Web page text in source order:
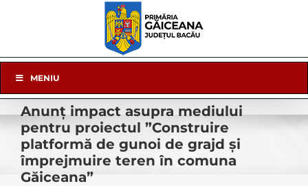
Navigation
MENIU
Anunț impact asupra mediului
pentru proiectul ”Construire
platformă de gunoi de grajd și
împrejmuire teren în comuna
Găiceana”